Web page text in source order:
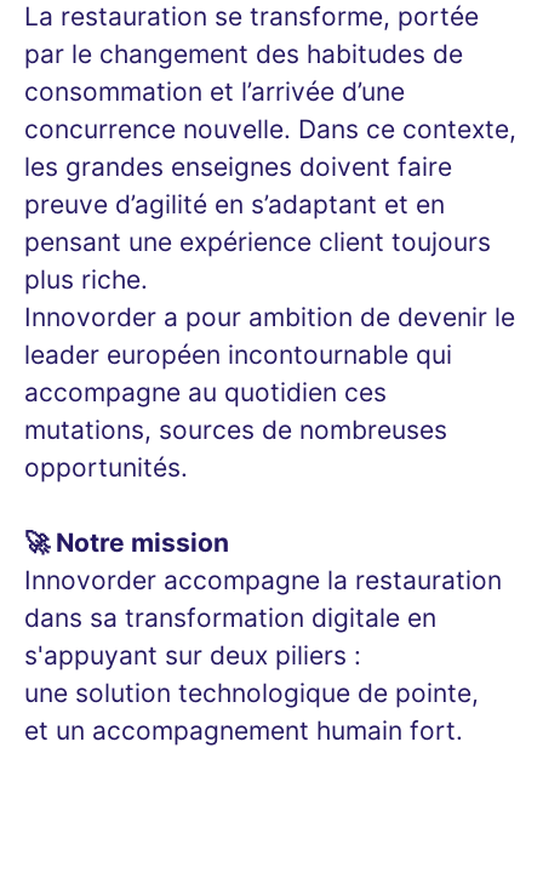
La restauration se transforme, portée
par le changement des habitudes de
consommation et l’arrivée d’une
concurrence nouvelle. Dans ce contexte,
les grandes enseignes doivent faire
preuve d’agilité en s’adaptant et en
pensant une expérience client toujours
plus riche.
Innovorder a pour ambition de devenir le
leader européen incontournable qui
accompagne au quotidien ces
mutations, sources de nombreuses
opportunités.
🚀 Notre mission
Innovorder accompagne la restauration
dans sa transformation digitale en
s'appuyant sur deux piliers :
une solution technologique de pointe,
et un accompagnement humain fort.